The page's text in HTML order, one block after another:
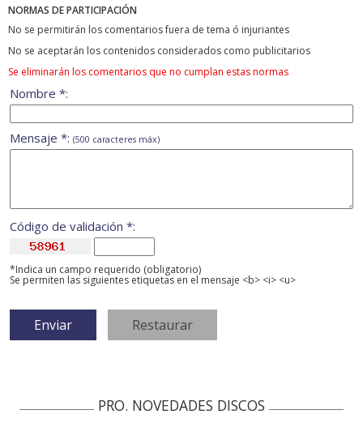
NORMAS DE PARTICIPACIÓN
No se permitirán los comentarios fuera de tema ó injuriantes
No se aceptarán los contenidos considerados como publicitarios
Se eliminarán los comentarios que no cumplan estas normas
Nombre *:
Mensaje *: (500 caracteres máx)
Código de validación *:
*Indica un campo requerido (obligatorio)
Se permiten las siguientes etiquetas en el mensaje <b> <i> <u>
PRO. NOVEDADES DISCOS